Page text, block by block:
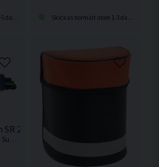
Skickas normalt inom 1-3 dagar
200 Airline
Tryckluftsmatad helmask Sundström SR 200 Airline med filter back-up. PC-visir.